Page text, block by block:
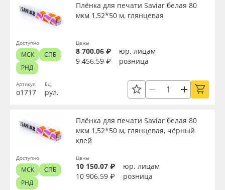
Артикул
о1717
Плёнка для печати Saviar белая 80
мкм 1,52*50 м, глянцевая
Ед.
рул.
Цены
8 700.06 ₽
юр. лицам
9 456.59 ₽
розница
Доступно
МСК
СПБ
РНД
Плёнка для печати Saviar белая 80
мкм 1,52*50 м, глянцевая, чёрный
клей
Цены
10 150.07 ₽
юр. лицам
10 906.59 ₽
розница
Доступно
МСК
СПБ
РНД